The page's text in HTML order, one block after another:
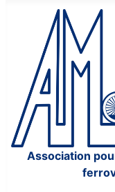
Association